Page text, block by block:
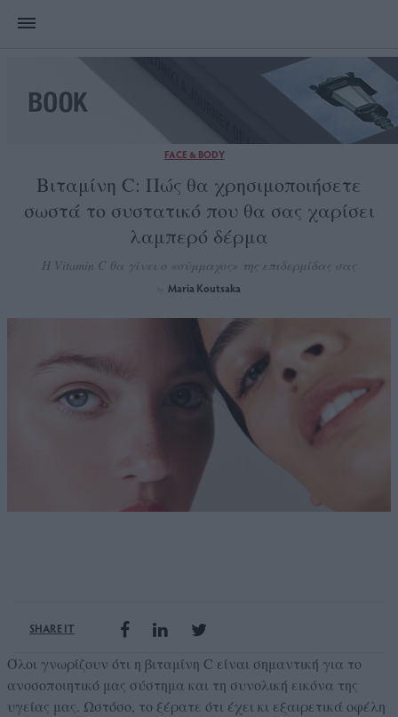
FACE & BODY
Βιταμίνη C: Πώς θα χρησιμοποιήσετε
σωστά το συστατικό που θα σας χαρίσει
λαμπερό δέρμα
Η Vitamin C θα γίνει ο «σύμμαχος» της επιδερμίδας σας
Maria Koutsaka
SHARE IT
Όλοι γνωρίζουν ότι η βιταμίνη C είναι σημαντική για το
ανοσοποιητικό μας σύστημα και τη συνολική εικόνα της
υγείας μας. Ωστόσο, το ξέρατε ότι έχει κι εξαιρετικά οφέλη